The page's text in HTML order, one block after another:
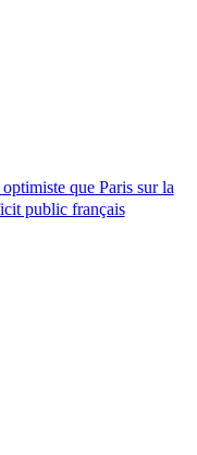
que Paris sur la
public français